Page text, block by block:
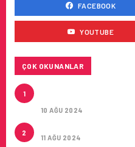
FACEBOOK
YOUTUBE
ÇOK OKUNANLAR
1
10 AĞU 2024
2
11 AĞU 2024